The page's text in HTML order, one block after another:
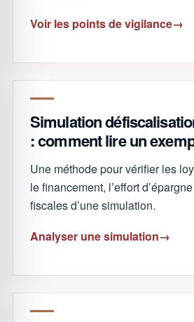
Voir les points de vigilance
Simulation
: comment lire un
Une méthode pour vérifier les
le financement, l’effort
fiscales d’une simulation.
Analyser une simulation